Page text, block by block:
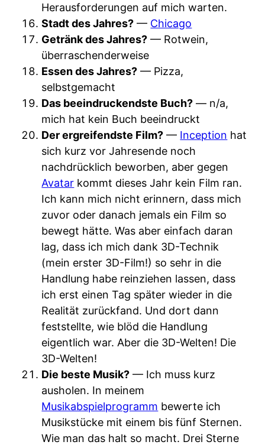
Herausforderungen auf mich warten.
Stadt des Jahres? — Chicago
Getränk des Jahres? — Rotwein,
überraschenderweise
Essen des Jahres? — Pizza,
selbstgemacht
Das beeindruckendste Buch? — n/a,
mich hat kein Buch beeindruckt
Der ergreifendste Film? — Inception hat
sich kurz vor Jahresende noch
nachdrücklich beworben, aber gegen
Avatar kommt dieses Jahr kein Film ran.
Ich kann mich nicht erinnern, dass mich
zuvor oder danach jemals ein Film so
bewegt hätte. Was aber einfach daran
lag, dass ich mich dank 3D-Technik
(mein erster 3D-Film!) so sehr in die
Handlung habe reinziehen lassen, dass
ich erst einen Tag später wieder in die
Realität zurückfand. Und dort dann
feststellte, wie blöd die Handlung
eigentlich war. Aber die 3D-Welten! Die
3D-Welten!
Die beste Musik? — Ich muss kurz
ausholen. In meinem
Musikabspielprogramm bewerte ich
Musikstücke mit einem bis fünf Sternen.
Wie man das halt so macht. Drei Sterne